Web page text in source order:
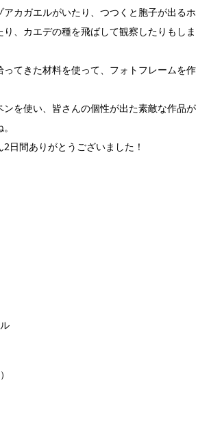
カガエルがいたり、つつくと胞子が出るホ
り、カエデの種を飛ばして観察したりもしま
ってきた材料を使って、フォトフレームを作
ンを使い、皆さんの個性が出た素敵な作品が
日間ありがとうございました！